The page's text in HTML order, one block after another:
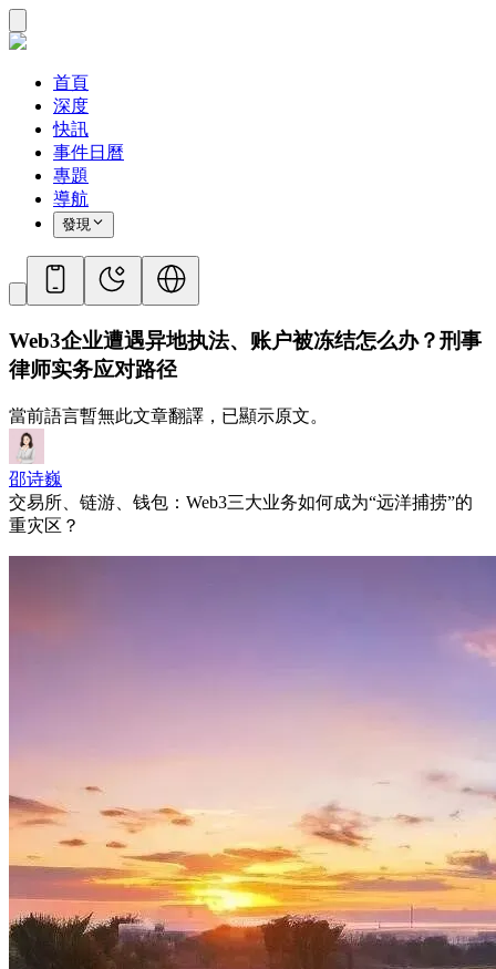
首頁
深度
快訊
事件日曆
專題
導航
發現
Web3企业遭遇异地执法、账户被冻结怎么办？刑事
律师实务应对路径
當前語言暫無此文章翻譯，已顯示原文。
邵诗巍
交易所、链游、钱包：Web3三大业务如何成为“远洋捕捞”的
重灾区？